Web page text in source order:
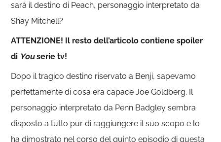
sarà il destino di Peach, personaggio interpretato da
Shay Mitchell?
ATTENZIONE! Il resto dell’articolo contiene spoiler
di Youserie tv!
Dopo il tragico destino riservato a Benji, sapevamo
perfettamente di cosa era capace Joe Goldberg. Il
personaggio interpretato da Penn Badgley sembra
disposto a tutto pur di raggiungere il suo scopo e lo
ha dimostrato nel corso del quinto episodio di questa